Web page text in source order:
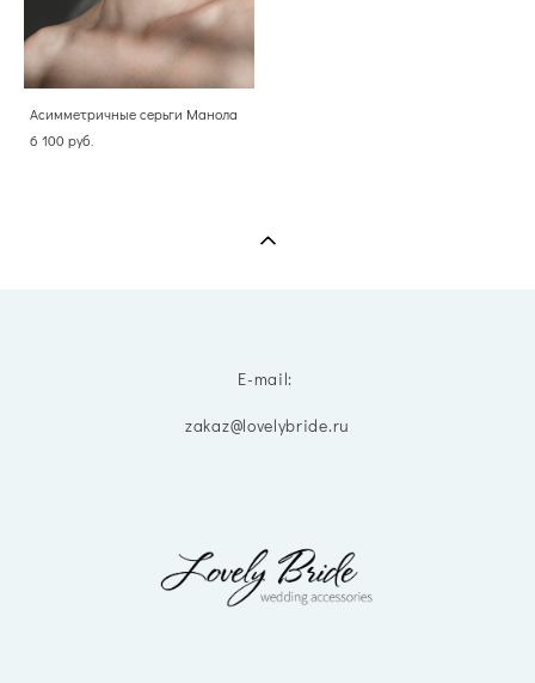
Асимметричные серьги Манола
6 100 pуб.
E-mail:
zakaz@lovelybride.ru